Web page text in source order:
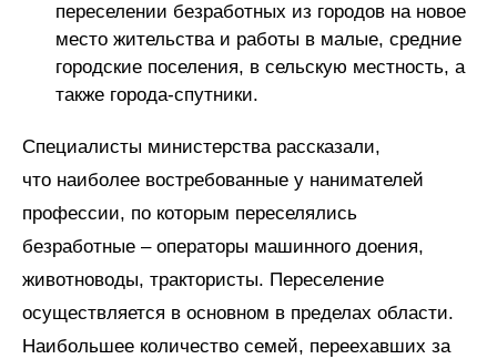
переселении безработных из городов на новое
место жительства и работы в малые, средние
городские поселения, в сельскую местность, а
также города-спутники.
Специалисты министерства рассказали,
что наиболее востребованные у нанимателей
профессии, по которым переселялись
безработные – операторы машинного доения,
животноводы, трактористы. Переселение
осуществляется в основном в пределах области.
Наибольшее количество семей, переехавших за